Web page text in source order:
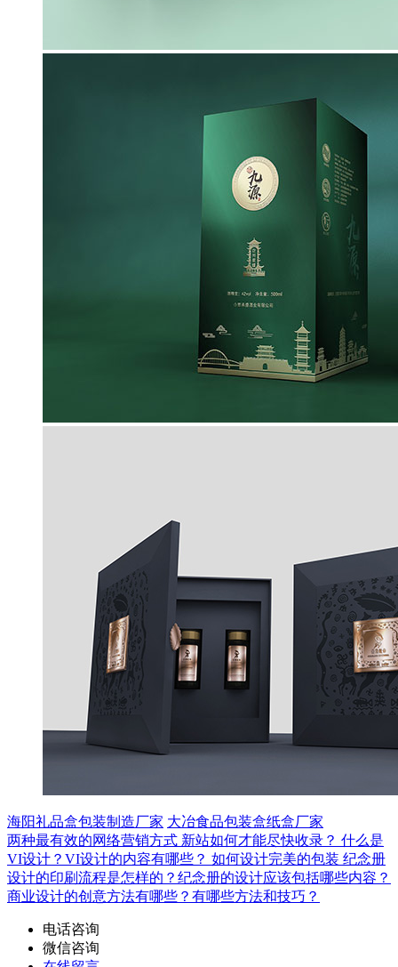
海阳礼品盒包装制造厂家 大冶食品包装盒纸盒厂家
两种最有效的网络营销方式 新站如何才能尽快收录？ 什么是
VI设计？VI设计的内容有哪些？ 如何设计完美的包装 纪念册
设计的印刷流程是怎样的？纪念册的设计应该包括哪些内容？
商业设计的创意方法有哪些？有哪些方法和技巧？
电话咨询
微信咨询